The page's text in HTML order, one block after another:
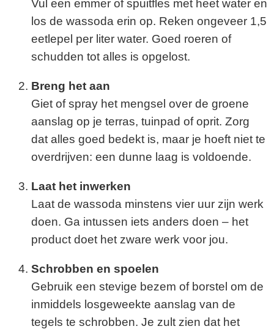
Vul een emmer of spuitfles met heet water en
los de wassoda erin op. Reken ongeveer 1,5
eetlepel per liter water. Goed roeren of
schudden tot alles is opgelost.
Breng het aan
Giet of spray het mengsel over de groene
aanslag op je terras, tuinpad of oprit. Zorg
dat alles goed bedekt is, maar je hoeft niet te
overdrijven: een dunne laag is voldoende.
Laat het inwerken
Laat de wassoda minstens vier uur zijn werk
doen. Ga intussen iets anders doen – het
product doet het zware werk voor jou.
Schrobben en spoelen
Gebruik een stevige bezem of borstel om de
inmiddels losgeweekte aanslag van de
tegels te schrobben. Je zult zien dat het